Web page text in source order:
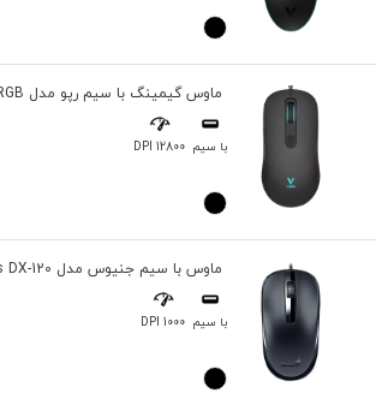
ماوس گیمینگ با سیم رپو مدل Rapoo V16RGB
با سیم 12800 DPI
ماوس با سیم جنیوس مدل Genius DX-120
با سیم 1000 DPI